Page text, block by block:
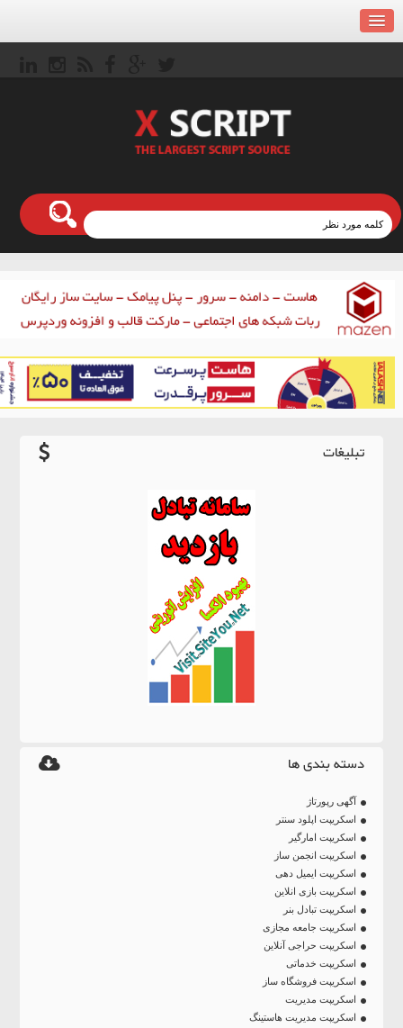
تبلیغات
دسته بندی ها
آگهی رپورتاژ
اسکریپت اپلود سنتر
اسکریپت امارگیر
اسکریپت انجمن ساز
اسکریپت ایمیل دهی
اسکریپت بازی انلاین
اسکریپت تبادل بنر
اسکریپت جامعه مجازی
اسکریپت حراجی آنلاین
اسکریپت خدماتی
اسکریپت فروشگاه ساز
اسکریپت مدیریت
اسکریپت مدیریت هاستینگ